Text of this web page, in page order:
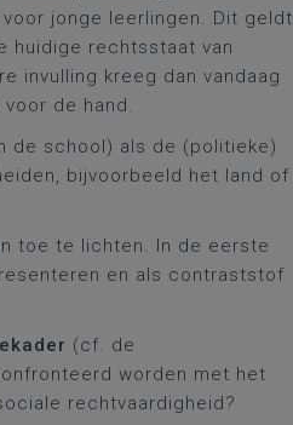
jonge leerlingen. Dit geldt
huidige rechtsstaat van
invulling kreeg dan vandaag
de hand.
de school) als de (politieke)
bijvoorbeeld het land of
toe te lichten. In de eerste
en als contraststof
(cf. de
worden met het
rechtvaardigheid?